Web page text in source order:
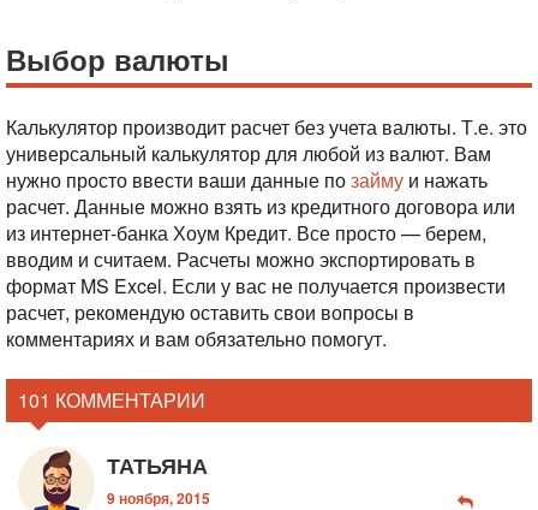
Выбор валюты
Калькулятор производит расчет без учета валюты. Т.е. это
универсальный калькулятор для любой из валют. Вам
нужно просто ввести ваши данные позайму и нажать
расчет. Данные можно взять из кредитного договора или
из интернет-банка Хоум Кредит. Все просто — берем,
вводим и считаем. Расчеты можно экспортировать в
формат MS Excel. Если у вас не получается произвести
расчет, рекомендую оставить свои вопросы в
комментариях и вам обязательно помогут.
101 КОММЕНТАРИИ
ТАТЬЯНА
9 ноября, 2015